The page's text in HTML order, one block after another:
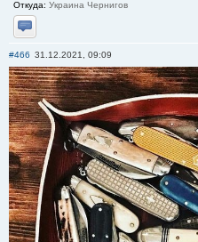
Откуда: Украина Чернигов
Отправить личное сообщение
#466 31.12.2021, 09:09